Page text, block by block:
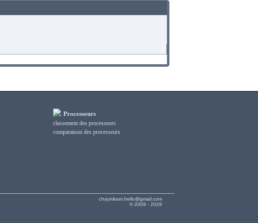
Processeurs
classement des processeurs
сomparaison des processeurs
chaynikam.hello@gmail.com
© 2009 - 2026